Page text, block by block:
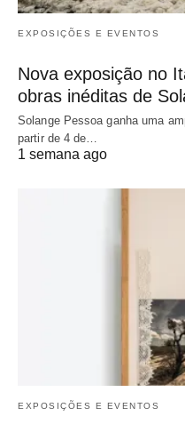
EXPOSIÇÕES E EVENTOS
Nova exposição no
obras inéditas de
Solange Pessoa ganha uma
partir de 4 de…
1 semana ago
EXPOSIÇÕES E EVENTOS